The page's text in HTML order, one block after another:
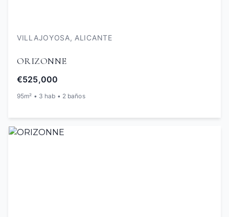
VILLAJOYOSA, ALICANTE
ORIZONNE
€525,000
95m² • 3 hab • 2 baños